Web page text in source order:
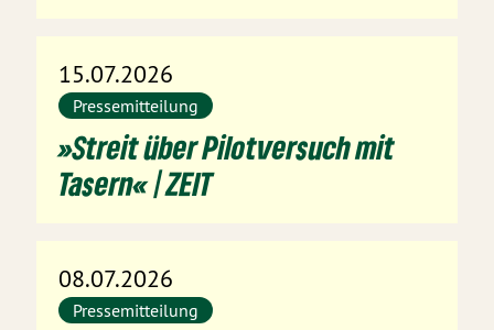
15.07.2026
Pressemitteilung
»Streit über Pilotversuch mit
Tasern« | ZEIT
08.07.2026
Pressemitteilung